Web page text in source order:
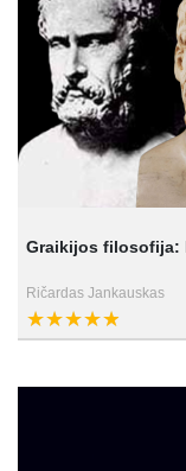
Graikijos filosofija:
Ričardas Jankauskas